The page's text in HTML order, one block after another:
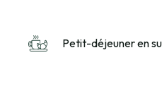
Petit-déjeuner en